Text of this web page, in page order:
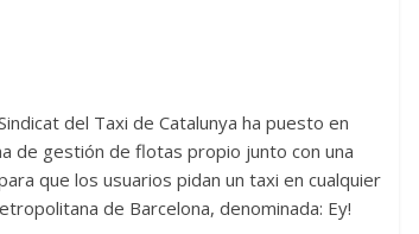
del Taxi de Catalunya ha puesto en
de gestión de flotas propio junto con una
que los usuarios pidan un taxi en cualquier
de Barcelona, denominada: Ey!